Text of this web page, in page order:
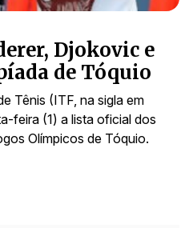
Djokovic e
de Tóquio
Tênis (ITF, na sigla em
feira (1) a lista oficial dos
Olímpicos de Tóquio.